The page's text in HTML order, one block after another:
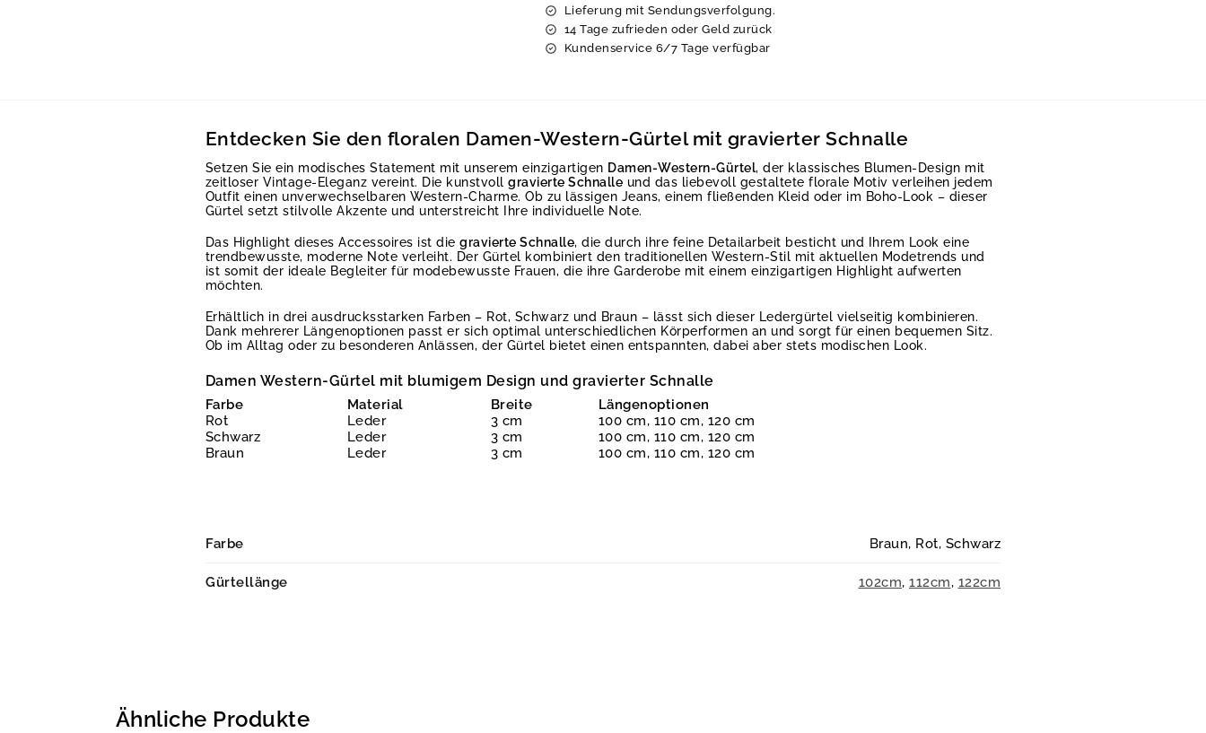
Lieferung mit Sendungsverfolgung.
14 Tage zufrieden oder Geld zurück
Kundenservice 6/7 Tage verfügbar
Entdecken Sie den floralen Damen-Western-Gürtel mit gravierter Schnalle
Setzen Sie ein modisches Statement mit unserem einzigartigen Damen-Western-Gürtel, der klassisches Blumen-Design mit
zeitloser Vintage-Eleganz vereint. Die kunstvollgravierte Schnalle und das liebevoll gestaltete florale Motiv verleihen jedem
Outfit einen unverwechselbaren Western-Charme. Ob zu lässigen Jeans, einem fließenden Kleid oder im Boho-Look – dieser
Gürtel setzt stilvolle Akzente und unterstreicht Ihre individuelle Note.
Das Highlight dieses Accessoires ist diegravierte Schnalle, die durch ihre feine Detailarbeit besticht und Ihrem Look eine
trendbewusste, moderne Note verleiht. Der Gürtel kombiniert den traditionellen Western-Stil mit aktuellen Modetrends und
ist somit der ideale Begleiter für modebewusste Frauen, die ihre Garderobe mit einem einzigartigen Highlight aufwerten
möchten.
Erhältlich in drei ausdrucksstarken Farben – Rot, Schwarz und Braun – lässt sich dieser Ledergürtel vielseitig kombinieren.
Dank mehrerer Längenoptionen passt er sich optimal unterschiedlichen Körperformen an und sorgt für einen bequemen Sitz.
Ob im Alltag oder zu besonderen Anlässen, der Gürtel bietet einen entspannten, dabei aber stets modischen Look.
Damen Western-Gürtel mit blumigem Design und gravierter Schnalle
Farbe Material Breite
Längenoptionen
Rot
Leder 3 cm
100 cm, 110 cm, 120 cm
Schwarz
Leder 3 cm
100 cm, 110 cm, 120 cm
Braun
Leder 3 cm 100 cm, 110 cm, 120 cm
Farbe Braun, Rot, Schwarz
Gürtellänge 102cm, 112cm, 122cm
Ähnliche Produkte